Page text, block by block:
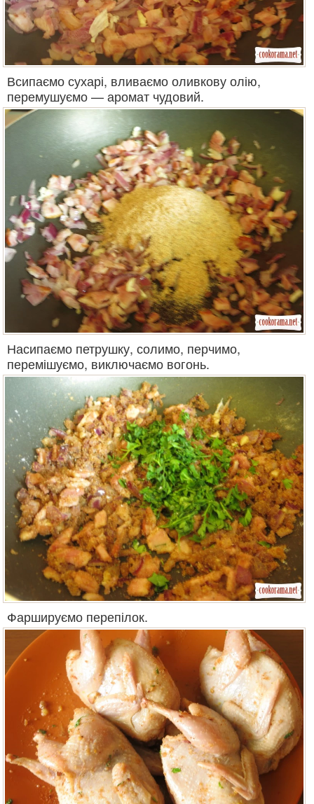
Всипаємо сухарі, вливаємо оливкову олію,
перемушуємо — аромат чудовий.
Насипаємо петрушку, солимо, перчимо,
перемішуємо, виключаємо вогонь.
Фаршируємо перепілок.